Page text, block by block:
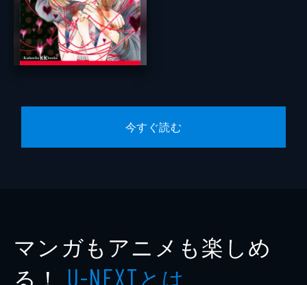
今すぐ読む
マンガもアニメも楽しめ
る！ U-NEXTとは